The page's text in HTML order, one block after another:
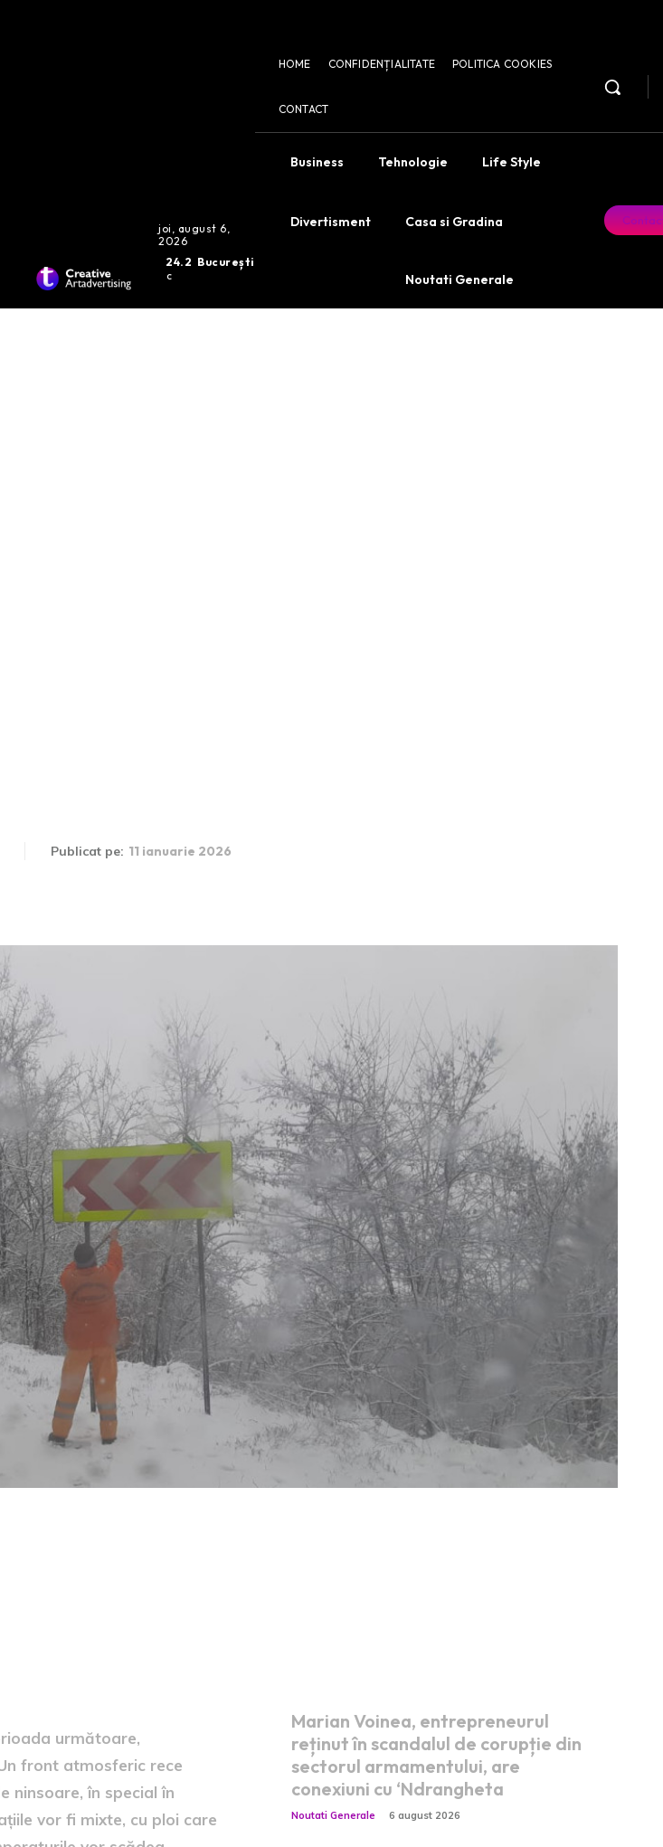
joi, august 6,
2026
24.2
C
București
HOME CONFIDENȚIALITATE POLITICA COOKIES
CONTACT
Business Tehnologie Life Style
Divertisment Casa si Gradina
Noutati Generale
Publicat pe: 11 ianuarie 2026
următoare,
front atmosferic rece
ninsoare, în special în
vor fi mixte, cu ploi care
Marian Voinea, entrepreneurul
reținut în scandalul de corupție din
sectorul armamentului, are
conexiuni cu ‘Ndrangheta
Noutati Generale 6 august 2026